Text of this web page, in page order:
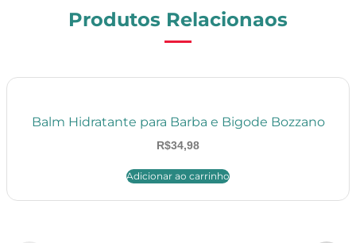
Produtos Relacionaos
Balm Hidratante para Barba e Bigode Bozzano
R$34,98
Adicionar ao carrinho